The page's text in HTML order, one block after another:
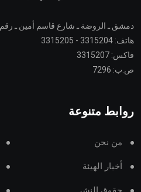
دمشق ـ الروضة ـ شارع قاسم أمين ـ رقم 39
هاتف: 3315204 - 3315205
فاكس: 3315207
ص.ب: 7296
روابط متنوعة
من نحن
أخبار الهيئة